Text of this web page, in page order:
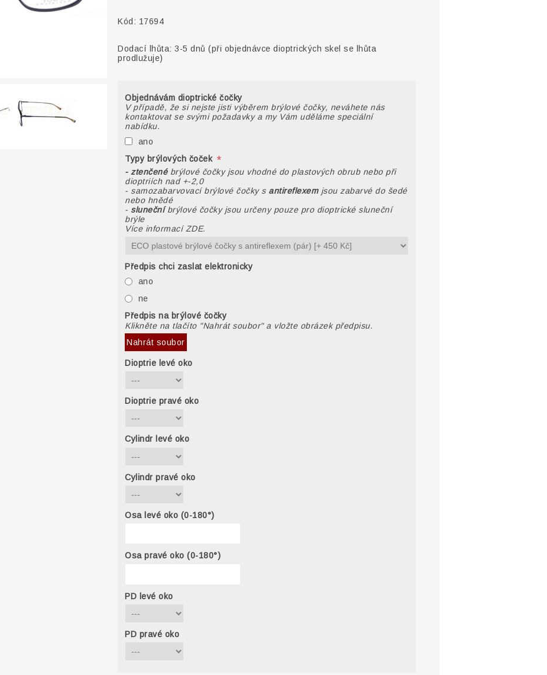
Kód: 17694
Dodací lhůta: 3-5 dnů (při objednávce dioptrických skel se lhůta
prodlužuje)
Objednávám dioptrické čočky
V případě, že si nejste jisti výběrem brýlové čočky, neváhete nás
kontaktovat se svými požadavky a my Vám uděláme speciální
nabídku.
ano
Typy brýlových čoček *
- ztenčené brýlové čočky jsou vhodné do plastových obrub nebo při
dioptriích nad +-2,0
- samozabarvovací brýlové čočky s antireflexemjsou zabarvé do šedé
nebo hnědé
- slunečníbrýlové čočky jsou určeny pouze pro dioptrické sluneční
brýle
Více informací ZDE.
Předpis chci zaslat elektronicky
ano
ne
Předpis na brýlové čočky
Klikněte na tlačíto "Nahrát soubor" a vložte obrázek předpisu.
Nahrát soubor
Dioptrie levé oko
Dioptrie pravé oko
Cylindr levé oko
Cylindr pravé oko
Osa levé oko (0-180°)
Osa pravé oko (0-180°)
PD levé oko
PD pravé oko